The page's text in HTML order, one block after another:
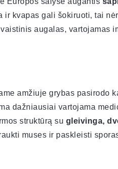
ir kvapas gali šokiruoti, tai
augalas, vartojamas
amžiuje grybas pasirodo
dažniausiai vartojama
struktūrą su gleivinga,
muses ir paskleisti